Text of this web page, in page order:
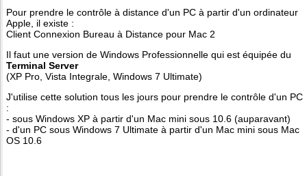
Pour prendre le contrôle à distance d'un PC à partir d'un ordinateur
Apple, il existe :
Client Connexion Bureau à Distance pour Mac 2
Il faut une version de Windows Professionnelle qui est équipée du
Terminal Server
(XP Pro, Vista Integrale, Windows 7 Ultimate)
J'utilise cette solution tous les jours pour prendre le contrôle d'un PC
:
- sous Windows XP à partir d'un Mac mini sous 10.6 (auparavant)
- d'un PC sous Windows 7 Ultimate à partir d'un Mac mini sous Mac
OS 10.6